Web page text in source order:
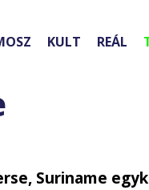
KULT REÁL
Suriname